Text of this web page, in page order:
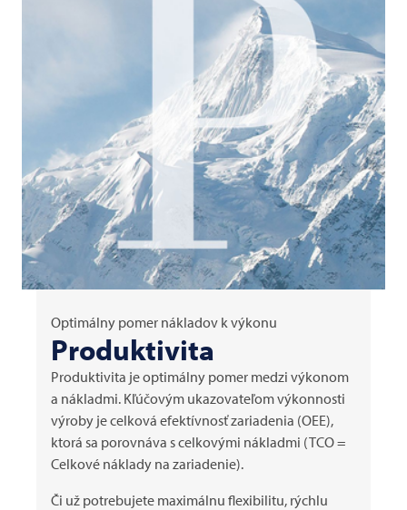
Optimálny pomer nákladov k výkonu
Produktivita
Produktivita je optimálny pomer medzi výkonom
a nákladmi. Kľúčovým ukazovateľom výkonnosti
výroby je celková efektívnosť zariadenia (OEE),
ktorá sa porovnáva s celkovými nákladmi (TCO =
Celkové náklady na zariadenie).
Či už potrebujete maximálnu flexibilitu, rýchlu